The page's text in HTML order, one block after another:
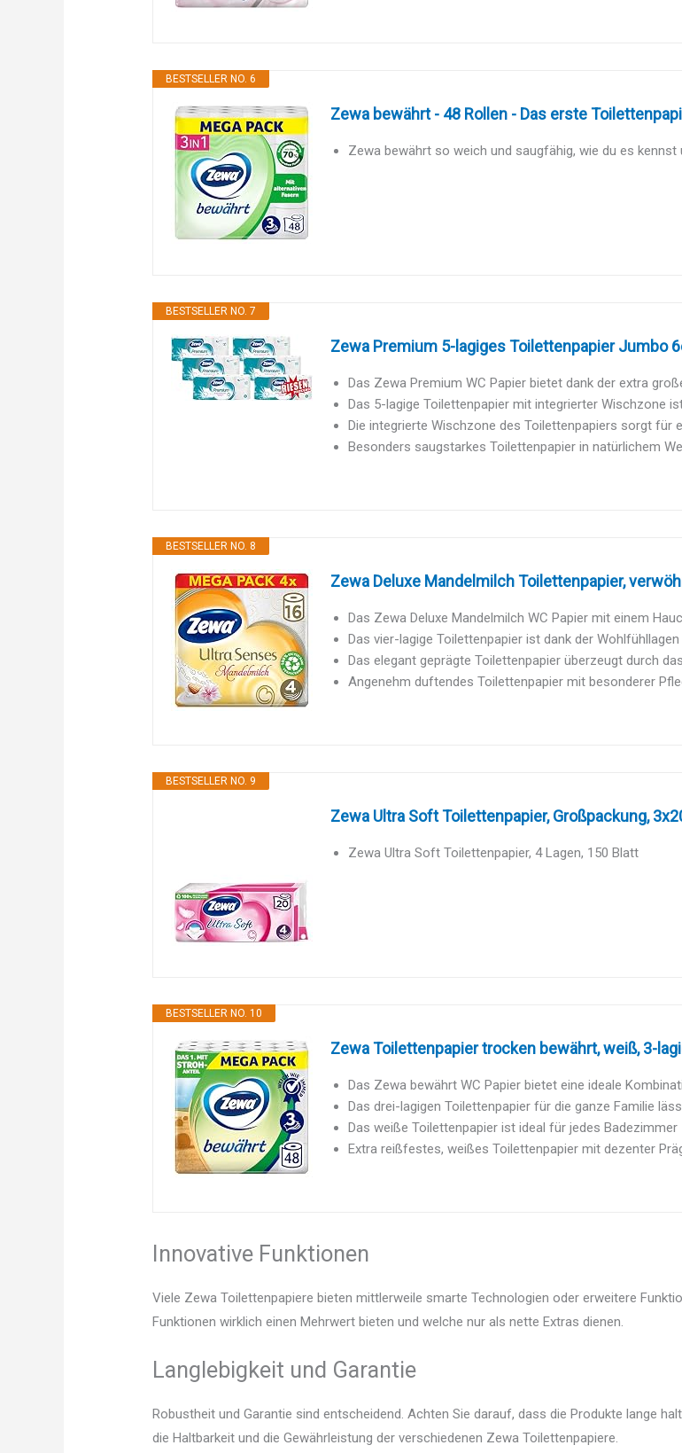
BESTSELLER NO. 6
Zewa bewährt - 48 Rollen - Das erste
Zewa bewährt so weich und saugfähig, wie du es kennst
BESTSELLER NO. 7
Zewa Premium 5-lagiges Toilettenpapier Jumbo
Das Zewa Premium WC Papier bietet dank der extra
Das 5-lagige Toilettenpapier mit integrierter Wischzone
Die integrierte Wischzone des Toilettenpapiers sorgt für
Besonders saugstarkes Toilettenpapier in natürlichem
BESTSELLER NO. 8
Zewa Deluxe Mandelmilch Toilettenpapier,
Das Zewa Deluxe Mandelmilch WC Papier mit einem
Das vier-lagige Toilettenpapier ist dank der
Das elegant geprägte Toilettenpapier überzeugt durch
Angenehm duftendes Toilettenpapier mit besonderer
BESTSELLER NO. 9
Zewa Ultra Soft Toilettenpapier, Großpackung,
Zewa Ultra Soft Toilettenpapier, 4 Lagen, 150 Blatt
BESTSELLER NO. 10
Zewa Toilettenpapier trocken bewährt, weiß, 3-
Das Zewa bewährt WC Papier bietet eine ideale
Das drei-lagigen Toilettenpapier für die ganze Familie
Das weiße Toilettenpapier ist ideal für jedes Badezimmer
Extra reißfestes, weißes Toilettenpapier mit dezenter
Innovative Funktionen
Viele Zewa Toilettenpapiere bieten mittlerweile smarte Technologien oder erweitere
Funktionen wirklich einen Mehrwert bieten und welche nur als nette Extras dienen.
Langlebigkeit und Garantie
Robustheit und Garantie sind entscheidend. Achten Sie darauf, dass die Produkte lange
die Haltbarkeit und die Gewährleistung der verschiedenen Zewa Toilettenpapiere.